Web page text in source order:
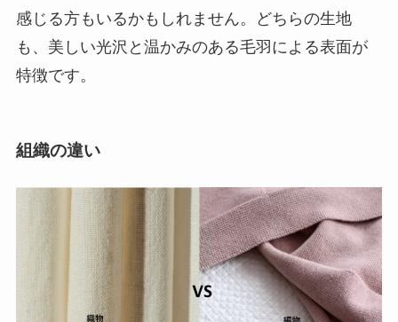
感じる方もいるかもしれません。どちらの生地
も、美しい光沢と温かみのある毛羽による表面が
特徴です。
組織の違い